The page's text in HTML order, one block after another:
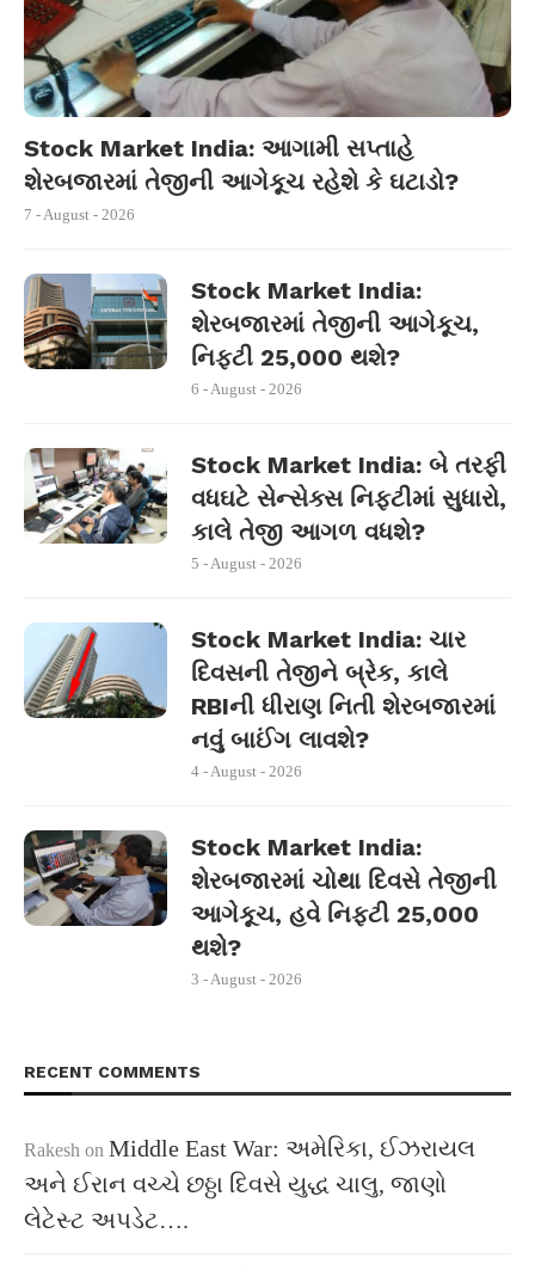
Stock Market India: આગામી સપ્તાહે
શેરબજારમાં તેજીની આગેકૂચ રહેશે કે ઘટાડો?
7 - August - 2026
Stock Market India:
શેરબજારમાં તેજીની આગેકૂચ,
નિફ્ટી 25,000 થશે?
6 - August - 2026
Stock Market India: બે તરફી
વધઘટે સેન્સેક્સ નિફ્ટીમાં સુધારો,
કાલે તેજી આગળ વધશે?
5 - August - 2026
Stock Market India: ચાર
દિવસની તેજીને બ્રેક, કાલે
RBIની ધીરાણ નિતી શેરબજારમાં
નવું બાઈંગ લાવશે?
4 - August - 2026
Stock Market India:
શેરબજારમાં ચોથા દિવસે તેજીની
આગેકૂચ, હવે નિફ્ટી 25,000
થશે?
3 - August - 2026
RECENT COMMENTS
Rakesh on Middle East War: અમેરિકા, ઈઝરાયલ
અને ઈરાન વચ્ચે છઠ્ઠા દિવસે યુદ્ધ ચાલુ, જાણો
લેટેસ્ટ અપડેટ….